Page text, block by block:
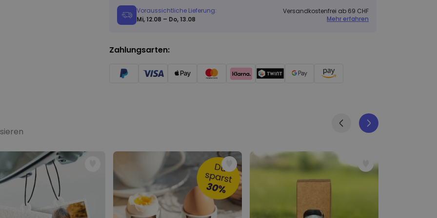
Voraussichtliche Lieferung:
Mi, 12.08 – Do, 13.08
Versandkostenfrei ab 69 CHF
Mehr erfahren
Zahlungsarten: